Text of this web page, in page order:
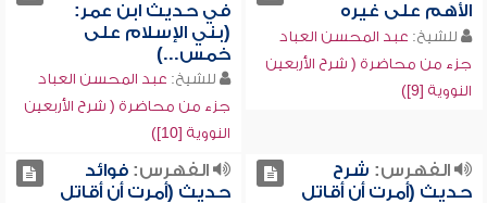
الأهم على غيره
للشيخ: عبد المحسن العباد
جزء من محاضرة ( شرح الأربعين
النووية [9])
في حديث ابن عمر:
(بني الإسلام على
خمس...)
للشيخ: عبد المحسن العباد
جزء من محاضرة ( شرح الأربعين
النووية [10])
الفهرس: شرح
حديث (أمرت أن أقاتل
الفهرس:فوائد
حديث (أمرت أن أقاتل